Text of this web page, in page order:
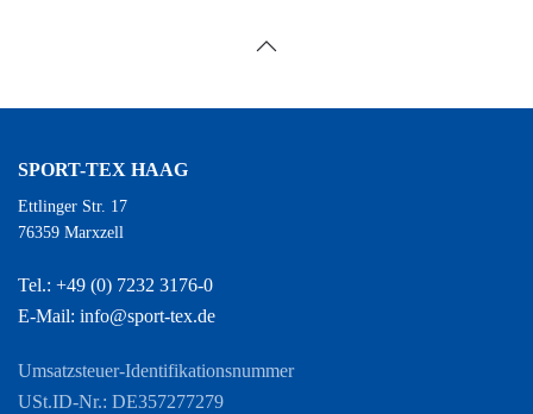
SPORT-TEX HAAG
Ettlinger Str. 17
76359 Marxzell
Tel.: +49 (0) 7232 3176-0
E-Mail: info@sport-tex.de
Umsatzsteuer-Identifikationsnummer
USt.ID-Nr.: DE357277279